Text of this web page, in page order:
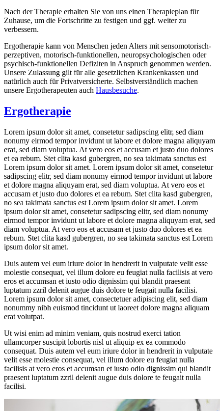
Nach der Therapie erhalten Sie von uns einen Therapieplan für
Zuhause, um die Fortschritte zu festigen und ggf. weiter zu
verbessern.
Ergotherapie kann von Menschen jeden Alters mit sensomotorisch-
perzeptiven, motorisch-funktionellen, neuropsychologischen oder
psychisch-funktionellen Defiziten in Anspruch genommen werden.
Unsere Zulassung gilt für alle gesetzlichen Krankenkassen und
natürlich auch für Privatversicherte. Selbstverständlich machen
unsere Ergotherapeuten auch Hausbesuche.
Ergotherapie
Lorem ipsum dolor sit amet, consetetur sadipscing elitr, sed diam
nonumy eirmod tempor invidunt ut labore et dolore magna aliquyam
erat, sed diam voluptua. At vero eos et accusam et justo duo dolores
et ea rebum. Stet clita kasd gubergren, no sea takimata sanctus est
Lorem ipsum dolor sit amet. Lorem ipsum dolor sit amet, consetetur
sadipscing elitr, sed diam nonumy eirmod tempor invidunt ut labore
et dolore magna aliquyam erat, sed diam voluptua. At vero eos et
accusam et justo duo dolores et ea rebum. Stet clita kasd gubergren,
no sea takimata sanctus est Lorem ipsum dolor sit amet. Lorem
ipsum dolor sit amet, consetetur sadipscing elitr, sed diam nonumy
eirmod tempor invidunt ut labore et dolore magna aliquyam erat, sed
diam voluptua. At vero eos et accusam et justo duo dolores et ea
rebum. Stet clita kasd gubergren, no sea takimata sanctus est Lorem
ipsum dolor sit amet.
Duis autem vel eum iriure dolor in hendrerit in vulputate velit esse
molestie consequat, vel illum dolore eu feugiat nulla facilisis at vero
eros et accumsan et iusto odio dignissim qui blandit praesent
luptatum zzril delenit augue duis dolore te feugait nulla facilisi.
Lorem ipsum dolor sit amet, consectetuer adipiscing elit, sed diam
nonummy nibh euismod tincidunt ut laoreet dolore magna aliquam
erat volutpat.
Ut wisi enim ad minim veniam, quis nostrud exerci tation
ullamcorper suscipit lobortis nisl ut aliquip ex ea commodo
consequat. Duis autem vel eum iriure dolor in hendrerit in vulputate
velit esse molestie consequat, vel illum dolore eu feugiat nulla
facilisis at vero eros et accumsan et iusto odio dignissim qui blandit
praesent luptatum zzril delenit augue duis dolore te feugait nulla
facilisi.